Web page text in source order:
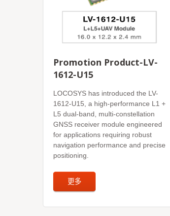
Promotion Product-LV-
1612-U15
LOCOSYS has introduced the LV-
1612-U15, a high-performance L1 +
L5 dual-band, multi-constellation
GNSS receiver module engineered
for applications requiring robust
navigation performance and precise
positioning.
更多